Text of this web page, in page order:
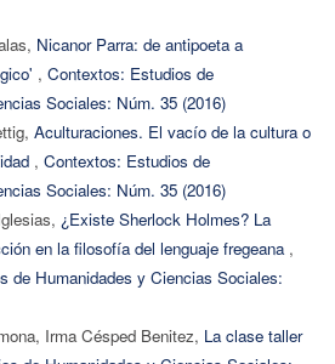
Nicanor Parra: de antipoeta a
, Contextos: Estudios de
Sociales: Núm. 35 (2016)
Aculturaciones. El vacío de la cultura o
, Contextos: Estudios de
Sociales: Núm. 35 (2016)
¿Existe Sherlock Holmes? La
en la filosofía del lenguaje fregeana ,
de Humanidades y Ciencias Sociales:
Irma Césped Benitez, La clase taller